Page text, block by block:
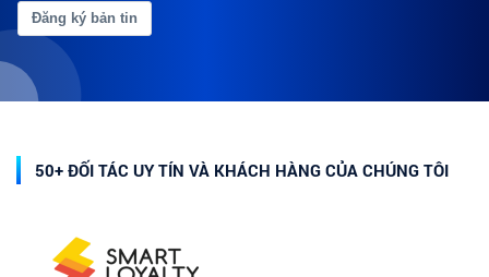
Đăng ký bản tin
50+ ĐỐI TÁC UY TÍN VÀ KHÁCH HÀNG CỦA CHÚNG TÔI